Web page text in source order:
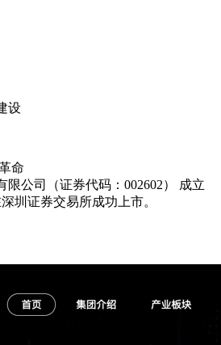
设
命
限公司（证券代码：002602） 成立
圳证券交易所成功上市。